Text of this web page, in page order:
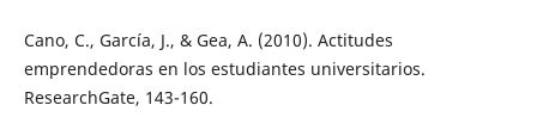
Cano, C., García, J., & Gea, A. (2010). Actitudes
emprendedoras en los estudiantes universitarios.
ResearchGate, 143-160.